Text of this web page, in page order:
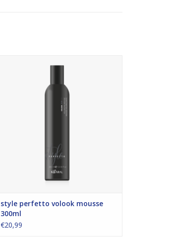
style perfetto volook mousse
300ml
€20,99